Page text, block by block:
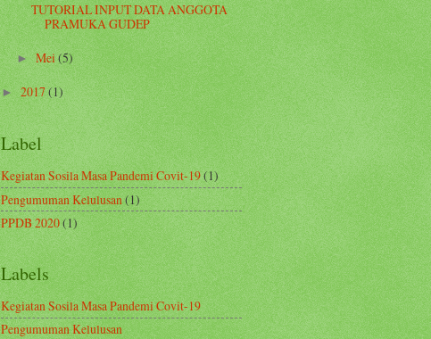
TUTORIAL INPUT DATA ANGGOTA
PRAMUKA GUDEP
►Mei(5)
►2017(1)
Label
Kegiatan Sosila Masa Pandemi Covit-19(1)
Pengumuman Kelulusan(1)
PPDB 2020(1)
Labels
Kegiatan Sosila Masa Pandemi Covit-19
Pengumuman Kelulusan